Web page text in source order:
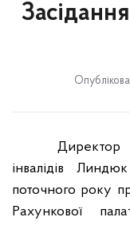
інвалідів
поточного року
Рахункової